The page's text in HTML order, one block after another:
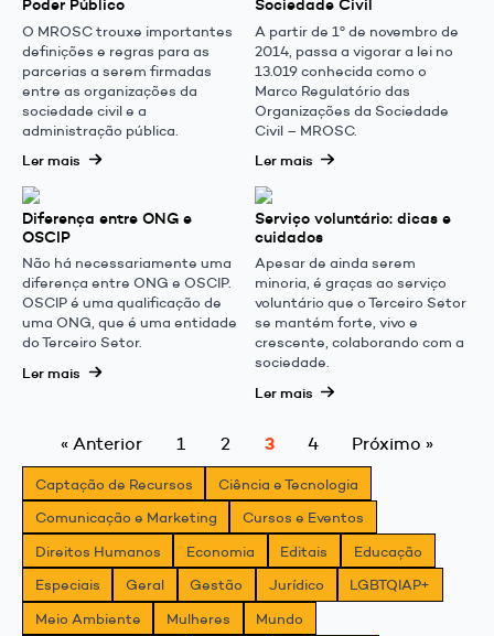
Poder Público
O MROSC trouxe importantes
definições e regras para as
parcerias a serem firmadas
entre as organizações da
sociedade civil e a
administração pública.
Ler mais
Sociedade Civil
A partir de 1º de novembro de
2014, passa a vigorar a lei no
13.019 conhecida como o
Marco Regulatório das
Organizações da Sociedade
Civil – MROSC.
Ler mais
Diferença entre ONG e
OSCIP
Não há necessariamente uma
diferença entre ONG e OSCIP.
OSCIP é uma qualificação de
uma ONG, que é uma entidade
do Terceiro Setor.
Ler mais
Serviço voluntário: dicas e
cuidados
Apesar de ainda serem
minoria, é graças ao serviço
voluntário que o Terceiro Setor
se mantém forte, vivo e
crescente, colaborando com a
sociedade.
Ler mais
« Anterior 1 2 3 4 Próximo »
Captação de Recursos
Ciência e Tecnologia
Comunicação e Marketing
Cursos e Eventos
Direitos Humanos
Economia Editais
Educação
Especiais
Geral Gestão Jurídico
LGBTQIAP+
Meio Ambiente
Mulheres
Mundo